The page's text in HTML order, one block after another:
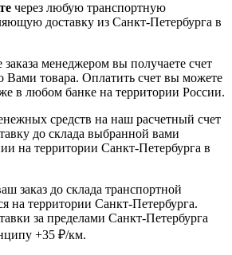
через любую транспортную
доставку из Санкт-Петербурга в
менеджером вы получаете счет
Вами товара. Оплатить счет вы можете
в любом банке на территории России.
средств на наш расчетный счет
до склада выбранной вами
на территории Санкт-Петербурга в
заказ до склада транспортной
на территории Санкт-Петербурга.
за пределами Санкт-Петербурга
+35 ₽/км.